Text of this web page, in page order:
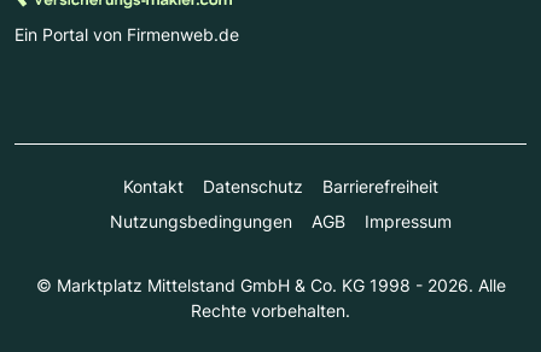
Ein Portal von Firmenweb.de
Kontakt Datenschutz
Barrierefreiheit
Nutzungsbedingungen
AGB Impressum
© Marktplatz Mittelstand GmbH & Co. KG 1998 - 2026. Alle
Rechte vorbehalten.